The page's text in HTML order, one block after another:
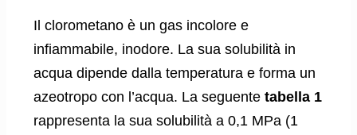
Il clorometano è un gas incolore e
infiammabile, inodore. La sua solubilità in
acqua dipende dalla temperatura e forma un
azeotropo con l’acqua. La seguente tabella 1
rappresenta la sua solubilità a 0,1 MPa (1